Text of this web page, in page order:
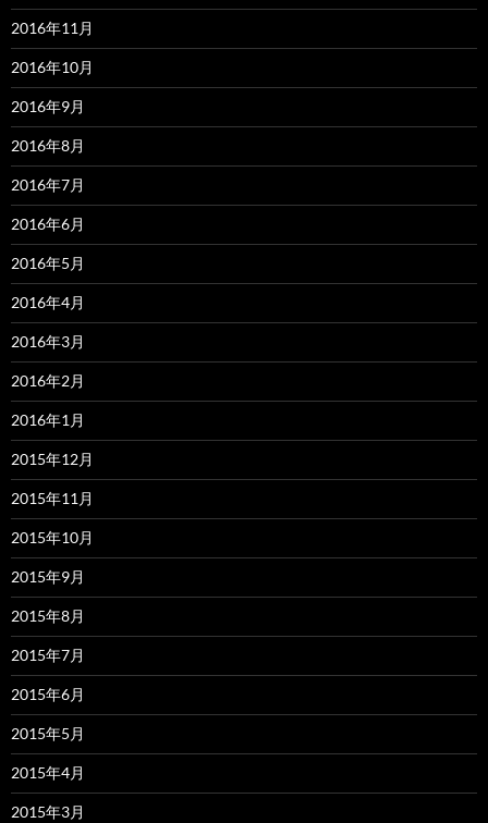
2016年11月
2016年10月
2016年9月
2016年8月
2016年7月
2016年6月
2016年5月
2016年4月
2016年3月
2016年2月
2016年1月
2015年12月
2015年11月
2015年10月
2015年9月
2015年8月
2015年7月
2015年6月
2015年5月
2015年4月
2015年3月